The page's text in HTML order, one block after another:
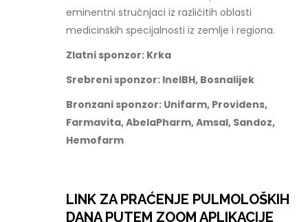
eminentni stručnjaci iz različitih oblasti
medicinskih specijalnosti iz zemlje i regiona.
Zlatni sponzor: Krka
Srebreni sponzor: InelBH, Bosnalijek
Bronzani sponzor: Unifarm, Providens,
Farmavita, AbelaPharm, Amsal, Sandoz,
Hemofarm
LINK ZA PRAĆENJE PULMOLOŠKIH
DANA PUTEM ZOOM APLIKACIJE